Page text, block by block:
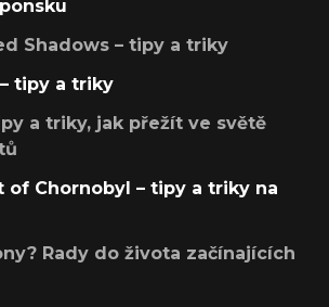
Shadows – tipy a triky
tipy a triky
a triky, jak přežít ve světě
of Chornobyl – tipy a triky na
Rady do života začínajících